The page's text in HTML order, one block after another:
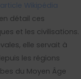
Wikipédia
détail ces
et les civilisations.
elle servait à
les régions
du Moyen Âge